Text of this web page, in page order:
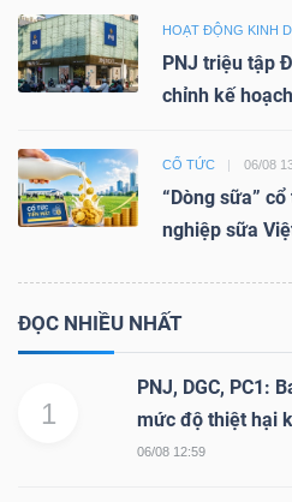
HOẠT ĐỘNG KINH
PNJ triệu tập
chỉnh kế
CỔ TỨC 06/08
“Dòng sữa”
nghiệp sữa
ĐỌC NHIỀU NHẤT
1
PNJ, DGC, PC1:
mức độ thiệt hại
06/08 12:59